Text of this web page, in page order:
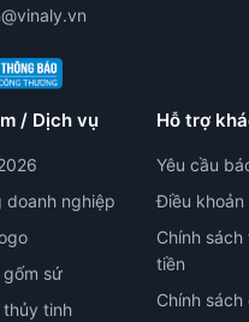
/ Dịch vụ
doanh nghiệp
sứ
thủy tinh
Hỗ trợ
Yêu cầu
Điều khoản
Chính
tiền
Chính sách